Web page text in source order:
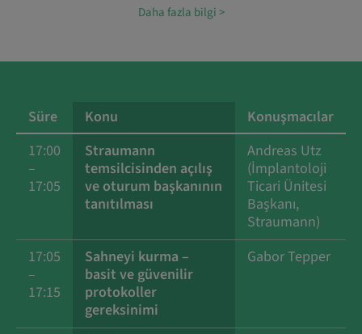
Daha fazla bilgi >
Süre Konu
Konuşmacılar
17:00
–
17:05
Straumann
temsilcisinden açılış
ve oturum başkanının
tanıtılması
Andreas Utz
(İmplantoloji
Ticari Ünitesi
Başkanı,
Straumann)
17:05
–
17:15
Sahneyi kurma –
basit ve güvenilir
protokoller
gereksinimi
Gabor Tepper